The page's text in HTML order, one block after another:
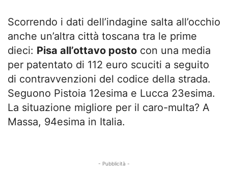
Scorrendo i dati dell’indagine salta all’occhio
anche un’altra città toscana tra le prime
dieci: Pisa all’ottavo posto con una media
per patentato di 112 euro scuciti a seguito
di contravvenzioni del codice della strada.
Seguono Pistoia 12esima e Lucca 23esima.
La situazione migliore per il caro-multa? A
Massa, 94esima in Italia.
- Pubblicità -